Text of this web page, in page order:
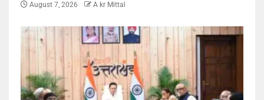
August 7, 2026 A kr Mittal